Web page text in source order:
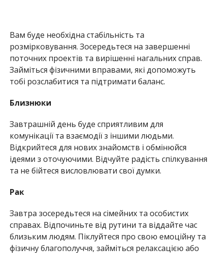
Вам буде необхідна стабільність та
розмірковування. Зосередьтеся на завершенні
поточних проектів та вирішенні нагальних справ.
Займіться фізичними вправами, які допоможуть
тобі розслабитися та підтримати баланс.
Близнюки
Завтрашній день буде сприятливим для
комунікації та взаємодії з іншими людьми.
Відкрийтеся для нових знайомств і обмінюйся
ідеями з оточуючими. Відчуйте радість спілкування
та не бійтеся висловлювати свої думки.
Рак
Завтра зосередьтеся на сімейних та особистих
справах. Відпочиньте від рутини та віддайте час
близьким людям. Піклуйтеся про свою емоційну та
фізичну благополуччя, займіться релаксацією або